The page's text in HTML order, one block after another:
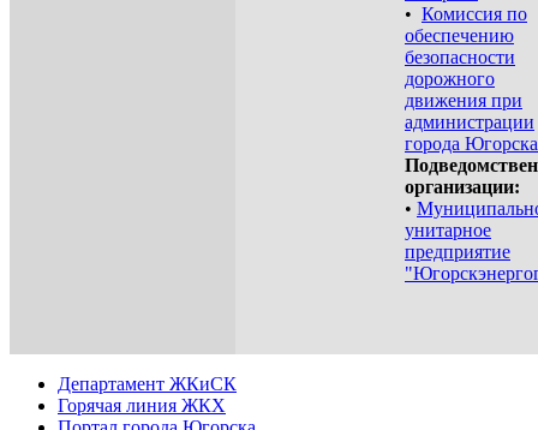
• Комиссия по
обеспечению
безопасности
дорожного
движения при
администрации
города Югорска
организации:
•
унитарное
предприятие
Департамент ЖКиСК
Горячая линия ЖКХ